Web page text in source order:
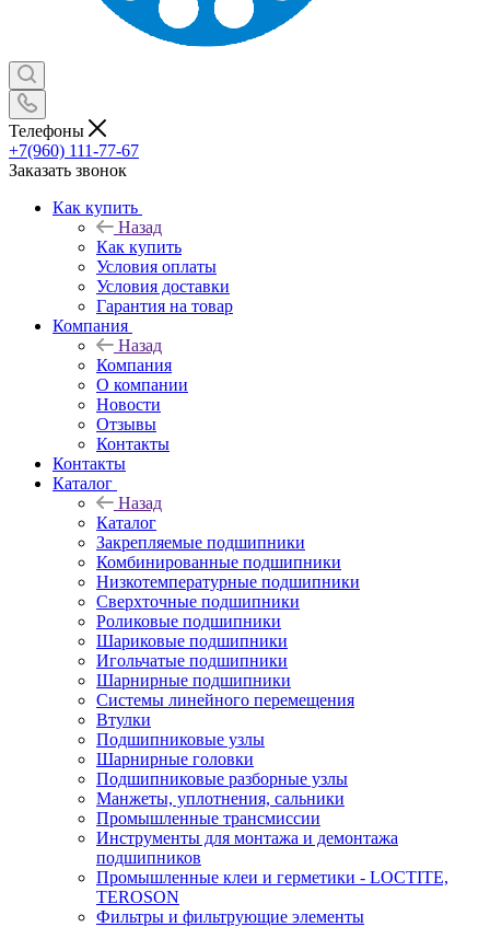
Телефоны
+7(960) 111-77-67
Заказать звонок
Как купить
Назад
Как купить
Условия оплаты
Условия доставки
Гарантия на товар
Компания
Назад
Компания
О компании
Новости
Отзывы
Контакты
Контакты
Каталог
Назад
Каталог
Закрепляемые подшипники
Комбинированные подшипники
Низкотемпературные подшипники
Сверхточные подшипники
Роликовые подшипники
Шариковые подшипники
Игольчатые подшипники
Шарнирные подшипники
Системы линейного перемещения
Втулки
Подшипниковые узлы
Шарнирные головки
Подшипниковые разборные узлы
Манжеты, уплотнения, сальники
Промышленные трансмиссии
Инструменты для монтажа и демонтажа
подшипников
Промышленные клеи и герметики - LOCTITE,
TEROSON
Фильтры и фильтрующие элементы